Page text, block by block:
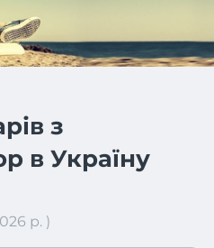
з
в Україну
р. )